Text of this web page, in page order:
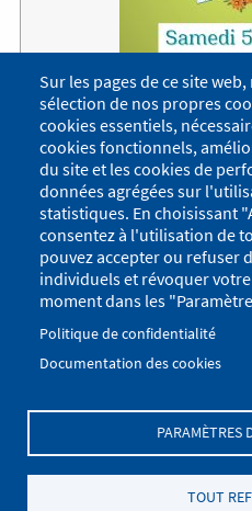
Sur les pages de ce site
sélection de nos propres
cookies essentiels,
cookies fonctionnels,
du site et les cookies de
données agrégées sur
statistiques. En choisissant
consentez à l'utilisation de
pouvez accepter ou refuser
individuels et révoquer
moment dans les
Politique de confidentialité
Documentation des cookies
PARAMÈTRES
TOUT
Forum des associations à
Au complexe sportif de
Repli au gymnase et
temps.
Voir tous les
Menu